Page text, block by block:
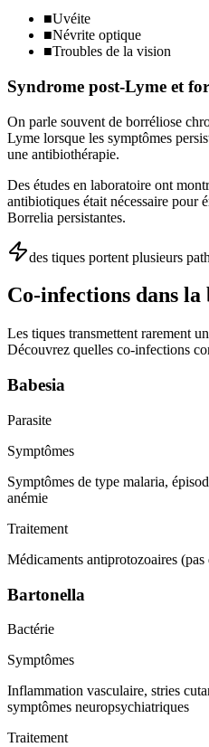
■Uvéite
■Névrite optique
■Troubles de la vision
Syndrome post-Lyme et
On parle souvent de borréliose
Lyme lorsque les symptômes
une antibiothérapie.
Des études en laboratoire ont
antibiotiques était nécessaire pour
Borrelia persistantes.
des tiques portent plusieurs
Co-infections dans la
Les tiques transmettent rarement
Découvrez quelles co-infections
Babesia
Parasite
Symptômes
Symptômes de type malaria,
anémie
Traitement
Médicaments antiprotozoaires
Bartonella
Bactérie
Symptômes
Inflammation vasculaire, stries
symptômes neuropsychiatriques
Traitement